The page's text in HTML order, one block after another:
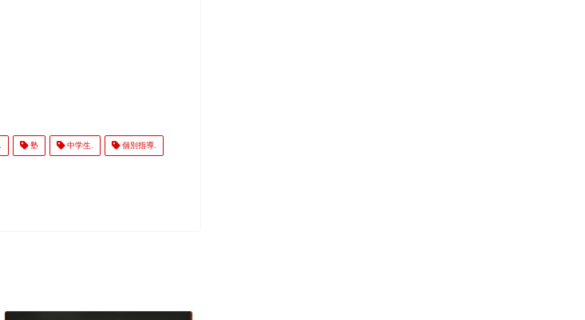
塾 中学生. 個別指導.